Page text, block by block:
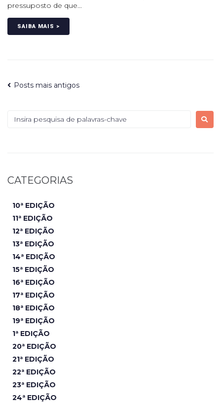
pressuposto de que...
SAIBA MAIS >
Posts mais antigos
CATEGORIAS
10ª EDIÇÃO
11ª EDIÇÃO
12ª EDIÇÃO
13ª EDIÇÃO
14ª EDIÇÃO
15ª EDIÇÃO
16ª EDIÇÃO
17ª EDIÇÃO
18ª EDIÇÃO
19ª EDIÇÃO
1ª EDIÇÃO
20ª EDIÇÃO
21ª EDIÇÃO
22ª EDIÇÃO
23ª EDIÇÃO
24ª EDIÇÃO